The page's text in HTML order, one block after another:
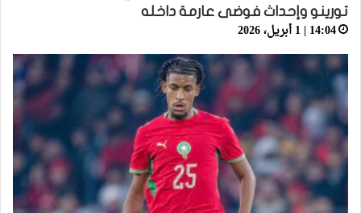
تورينو وإحداث فوضى عارمة داخله
14:04 | 1 أبريل، 2026